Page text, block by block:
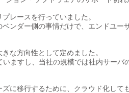
レースを行っていました。
ンダー側の事情だけで、エンドユ
な方向性として定めました。
ますし、当社の規模では社内サー
に移行するために、クラウド化して